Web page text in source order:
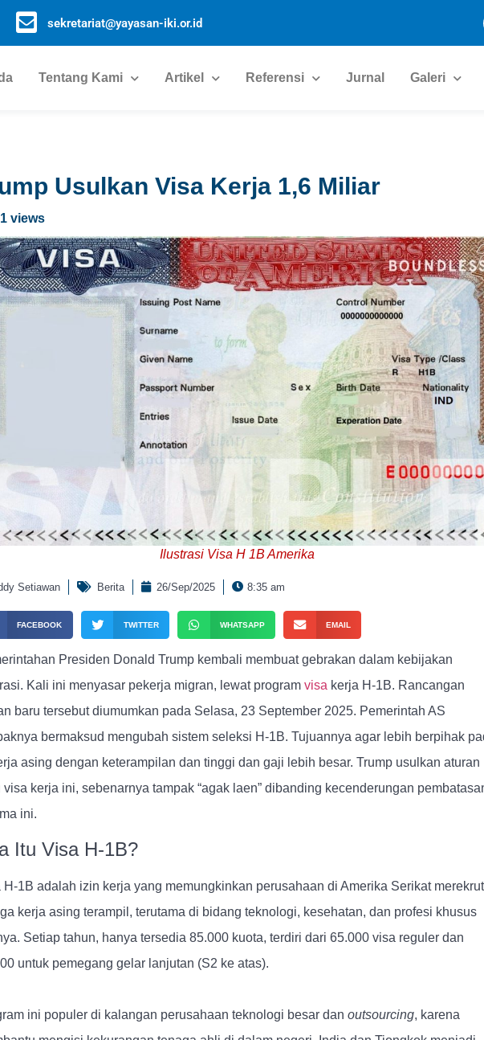
sekretariat@yayasan-iki.or.id
Tentang Kami Artikel Referensi Jurnal Galeri
Usulkan Visa Kerja 1,6 Miliar
views
Ilustrasi Visa H 1B Amerika
Setiawan Berita 26/Sep/2025 8:35 am
FACEBOOK TWITTER WHATSAPP EMAIL
Presiden Donald Trump kembali membuat gebrakan dalam kebijakan
Kali ini menyasar pekerja migran, lewat program visa kerja H-1B. Rancangan
baru tersebut diumumkan pada Selasa, 23 September 2025. Pemerintah AS
bermaksud mengubah sistem seleksi H-1B. Tujuannya agar lebih berpihak
asing dengan keterampilan dan tinggi dan gaji lebih besar. Trump usulkan aturan
visa kerja ini, sebenarnya tampak “agak laen” dibanding kecenderungan
ini.
Itu Visa H-1B?
H-1B adalah izin kerja yang memungkinkan perusahaan di Amerika Serikat merekrut
kerja asing terampil, terutama di bidang teknologi, kesehatan, dan profesi khusus
Setiap tahun, hanya tersedia 85.000 kuota, terdiri dari 65.000 visa reguler dan
untuk pemegang gelar lanjutan (S2 ke atas).
ini populer di kalangan perusahaan teknologi besar dan outsourcing, karena